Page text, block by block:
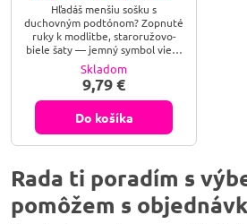
Hľadáš menšiu sošku s
duchovným podtónom? Zopnuté
ruky k modlitbe, staroružovo-
biele šaty — jemný symbol viery
a tichej chvíle, presne akurát na
nočný stolík.
Skladom
9,79 €
Do košíka
Rada ti poradím s
pomôžem s